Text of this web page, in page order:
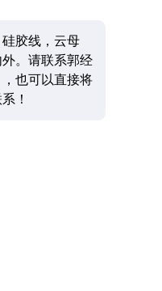
胶线，云母
。请联系郭经
也可以直接将
！